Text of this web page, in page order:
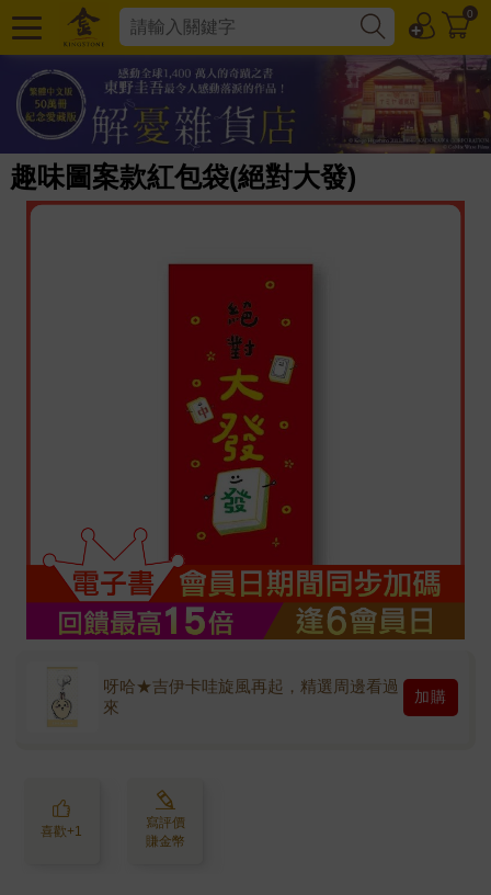
0
趣味圖案款紅包袋(絕對大發)
呀哈★吉伊卡哇旋風再起，精選周邊看過
來
加購
喜歡+1
寫評價
賺金幣